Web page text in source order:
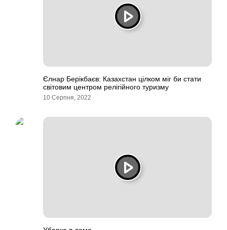
Єлнар Берікбаєв: Казахстан цілком міг би стати
світовим центром релігійного туризму
10 Серпня, 2022